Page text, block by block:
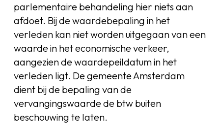
parlementaire behandeling hier niets aan
afdoet. Bij de waardebepaling in het
verleden kan niet worden uitgegaan van een
waarde in het economische verkeer,
aangezien de waardepeildatum in het
verleden ligt. De gemeente Amsterdam
dient bij de bepaling van de
vervangingswaarde de btw buiten
beschouwing te laten.